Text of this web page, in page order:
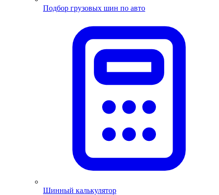
Подбор грузовых шин по авто
Шинный калькулятор